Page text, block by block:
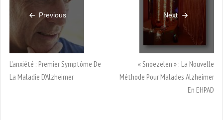
Previous
L’anxiété : Premier Symptôme De
La Maladie D’Alzheimer
Next
« Snoezelen » : La Nouvelle
Méthode Pour Malades Alzheimer
En EHPAD